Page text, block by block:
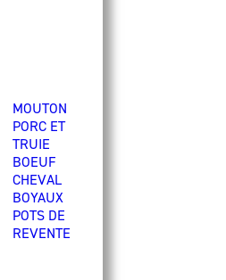
MOUTON
PORC ET
TRUIE
BOEUF
CHEVAL
BOYAUX
POTS DE
REVENTE